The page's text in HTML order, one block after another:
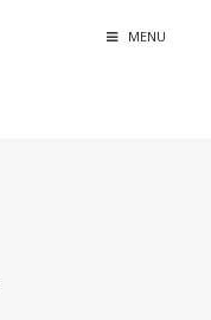
MENU